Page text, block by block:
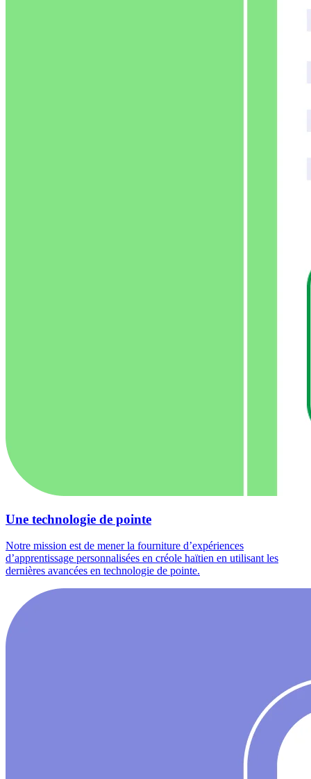
Une technologie de pointe
Notre mission est de mener la fourniture d’expériences
d’apprentissage personnalisées en créole haïtien en utilisant les
dernières avancées en technologie de pointe.